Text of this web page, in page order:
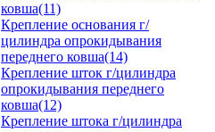
ковша(11)
Крепление основания г/
цилиндра опрокидывания
переднего ковша(14)
Крепление шток г/цилиндра
опрокидывания переднего
ковша(12)
Крепление штока г/цилиндра